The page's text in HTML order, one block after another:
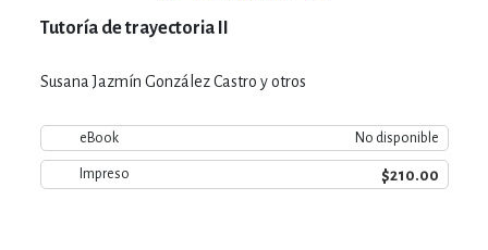
Tutoría de trayectoria II
Susana Jazmín González Castro y otros
eBook No disponible
Impreso $210.00